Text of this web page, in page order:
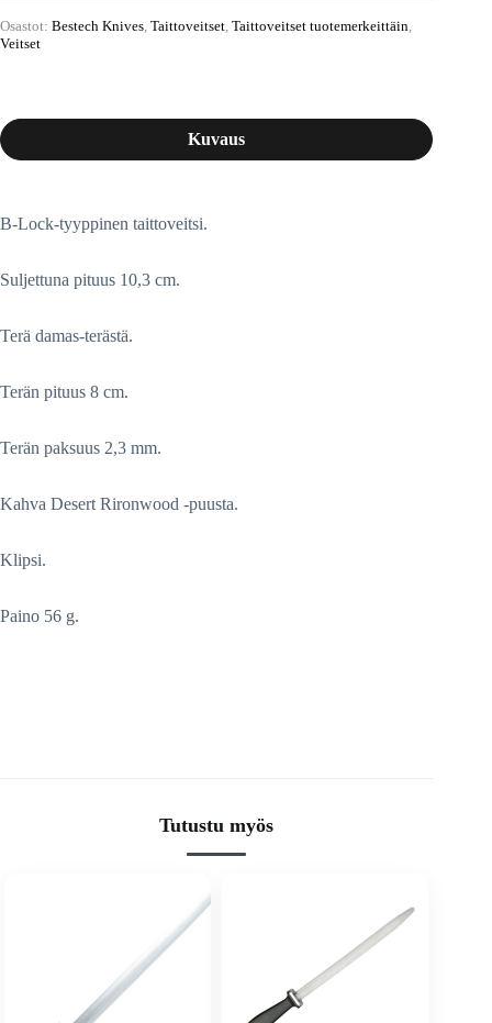
Osastot: Bestech Knives, Taittoveitset, Taittoveitset tuotemerkeittäin,
Veitset
Kuvaus
B-Lock-tyyppinen taittoveitsi.
Suljettuna pituus 10,3 cm.
Terä damas-terästä.
Terän pituus 8 cm.
Terän paksuus 2,3 mm.
Kahva Desert Rironwood -puusta.
Klipsi.
Paino 56 g.
Tutustu myös